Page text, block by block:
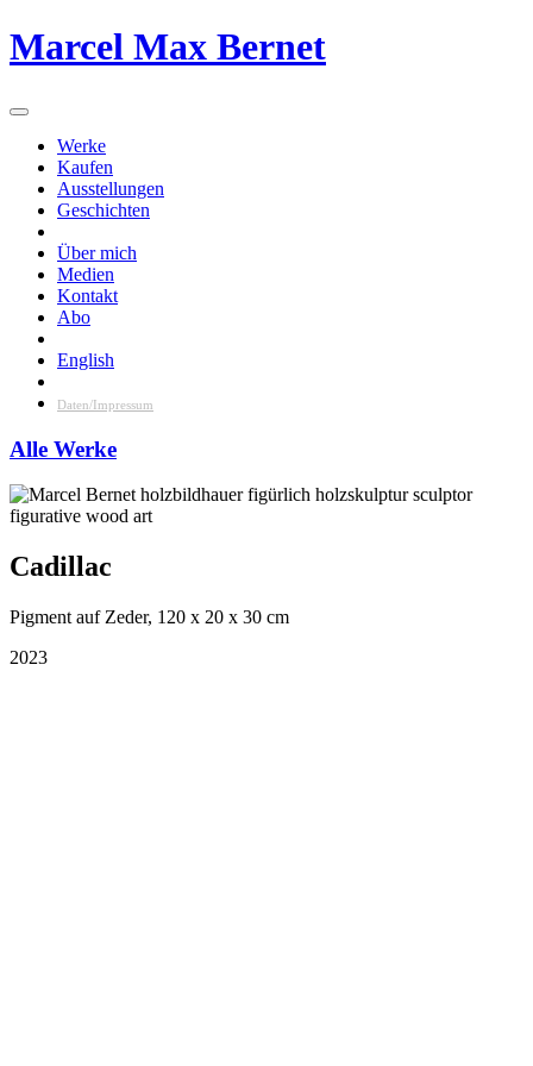
Skip
to
Marcel Max Bernet
Werke
Kaufen
Ausstellungen
Geschichten
Über mich
Medien
Kontakt
Abo
English
Daten/Impressum
Alle Werke
Cadillac
Pigment auf Zeder, 120 x 20 x 30 cm
2023